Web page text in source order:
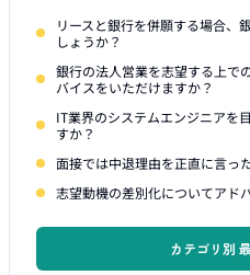
リースと銀行を併願する場合、
しょうか？
銀行の法人営業を志望する上で
バイスをいただけますか？
IT業界のシステムエンジニアを
すか？
面接では中退理由を正直に言っ
志望動機の差別化についてアド
カテゴリ別